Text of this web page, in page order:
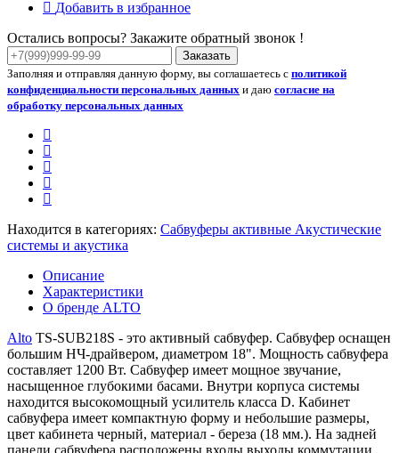
Добавить в избранное
Остались вопросы? Закажите обратный звонок !
Заказать
Заполняя и отправляя данную форму, вы соглашаетесь с политикой
конфиденциальности персональных данных и даю согласие на
обработку персональных данных
Находится в категориях: Сабвуферы активные Акустические
системы и акустика
Описание
Характеристики
О бренде ALTO
Alto TS-SUB218S - это активный сабвуфер. Сабвуфер оснащен
большим НЧ-драйвером, диаметром 18". Мощность сабвуфера
составляет 1200 Вт. Сабвуфер имеет мощное звучание,
насыщенное глубокими басами. Внутри корпуса системы
находится высокомощный усилитель класса D. Кабинет
сабвуфера имеет компактную форму и небольшие размеры,
цвет кабинета черный, материал - береза (18 мм.). На задней
панели сабвуфера расположены входы выходы коммутации.